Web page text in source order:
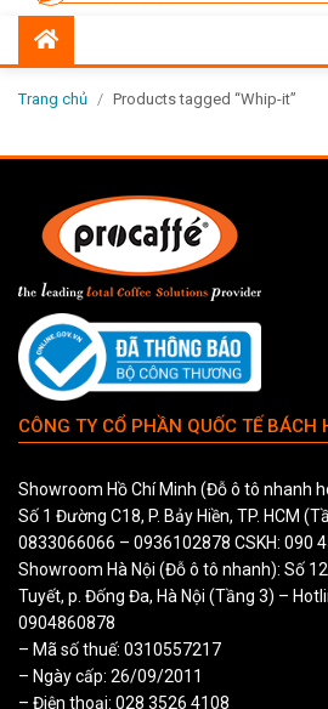
LIÊN HỆ
Trang chủ / Products tagged “Whip-it”
CÔNG TY CỔ PHẦN QUỐC TẾ BÁCH
Showroom Hồ Chí Minh (Đỗ ô tô nhanh
Số 1 Đường C18, P. Bảy Hiền, TP. HCM
0833066066 – 0936102878 CSKH: 090
Showroom Hà Nội (Đỗ ô tô nhanh): Số
Tuyết, p. Đống Đa, Hà Nội (Tầng 3) –
0904860878
– Mã số thuế: 0310557217
– Ngày cấp: 26/09/2011
– Điện thoại: 028 3526 4108